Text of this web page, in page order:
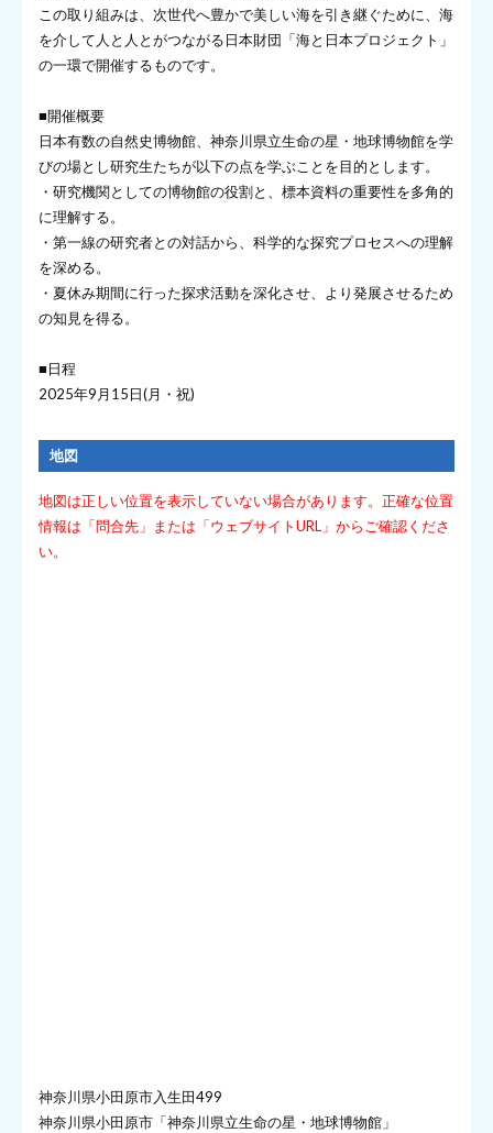
この取り組みは、次世代へ豊かで美しい海を引き継ぐために、海
を介して人と人とがつながる日本財団「海と日本プロジェクト」
の一環で開催するものです。
■開催概要
日本有数の自然史博物館、神奈川県立生命の星・地球博物館を学
びの場とし研究生たちが以下の点を学ぶことを目的とします。
・研究機関としての博物館の役割と、標本資料の重要性を多角的
に理解する。
・第一線の研究者との対話から、科学的な探究プロセスへの理解
を深める。
・夏休み期間に行った探求活動を深化させ、より発展させるため
の知見を得る。
■日程
2025年9月15日(月・祝)
地図
地図は正しい位置を表示していない場合があります。正確な位置
情報は「問合先」または「ウェブサイトURL」からご確認くださ
い。
神奈川県小田原市入生田499
神奈川県小田原市「神奈川県立生命の星・地球博物館」